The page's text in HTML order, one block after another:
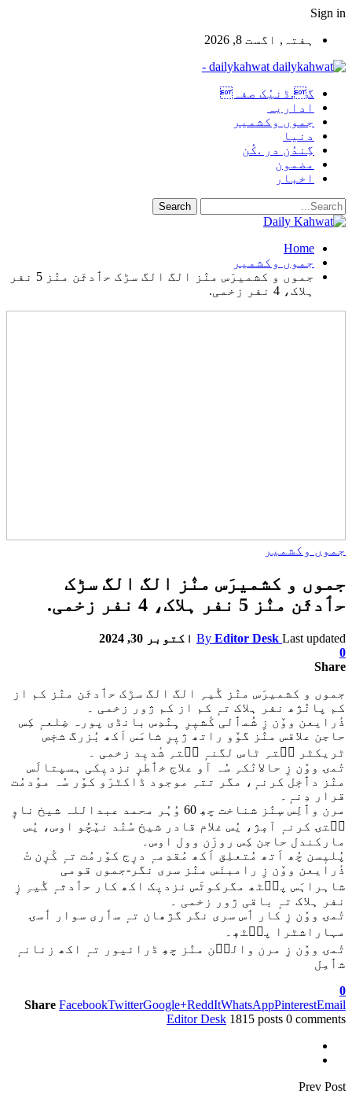
Sign in
ہفتہ, اگست 8, 2026
dailykahwat -
گ.ڈنیُک صفہ
اداریہ
جموں وکشمیر
دنیا
گِندُن در .کُن
مضمون
اخبار
Home
جموں وکشمیر
جموں و کشمیرَس منٛز الگ الگ سڑک حٲدثَن منٛز 5 نفر
ہلاک، 4 نفر زخمی.
جموں وکشمیر
جموں و کشمیرَس منٛز الگ الگ سڑک
حٲدثَن منٛز 5 نفر ہلاک، 4 نفر زخمی.
By Editor Desk Last updated
اکتوبر 30, 2024
0
Share
جموں و کشمیرَس منٛز گٔیہِ الگ الگ سڑک حٲدثَن منٛز کم از
کم پانٛژھ نفر ہلاک تہٕ کم از کم ژور زخمی ۔
ذٔرایعن ووٚن زِ شُمٲلی کٔشیٖرِ ہِنٛدِس بانڈی پورہ ضِلعہٕ کِس
حاجن علاقس منٛز گوٚو راتھ ژیٖرِ شامَس اَکھ بُزرگ شخٕص
ٹریکٹر سۭتہِ ٹاس لگنہٕ سۭتہِ شٔدیٖد زخمی ۔
تٔمۍ ووٚن زِ حالانٛکہِ سُہ آو علاج خٲطرٕ نزدیٖکی ہسپتالَس
منٛز دٲخٕل کرنہٕ، مگر تتہِ موجود ڈاکٹرَو کوٚر سُہ موٗدمُت
قرار دِنہٕ۔
مرن وٲلِس سٕنٛز شناخت چھِ 60 وُہُر محمد عبداللہ شیخ ناوٕ
سۭتۍ کرنہٕ آمٕژ، یُس غلام قادر شیخ سُنٛد نیٚچُو اوس، یُس
مارکندل حاجن کِس روزَن وول اوس۔
پُلیٖسن چُھ اَتھ مُتعلِق اَکھ مُقدِمہٕ درٕج کوٚرمُت تہٕ کٔرٕن تٔ
ذٔرایعن ووٚن زِ رامبنَس منٛز سری نگر-جموں قومی
شاہراہَس پٮ۪ٹھ مگرکوٹَس نزدیٖک اکھ کار حٲدثہٕ گٔیہِ زٕ
نفر ہلاک تہٕ باقی ژور زخمی ۔
تٔمۍ ووٚن زِ کار ٲس سری نگر گژھان تہٕ سٲری سوار ٲسۍ
مہاراشٹرا پٮ۪ٹھٕ۔
تٔمۍ ووٚن زِ مرن والٮ۪ن منٛز چھِ ڈرائیور تہٕ اکھ زنانہٕ
شٲمِل
0
Share FacebookTwitterGoogle+ReddItWhatsAppPinterestEmail
Editor Desk 1815 posts 0 comments
Prev Post